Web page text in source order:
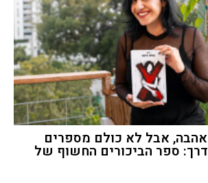
אבל לא כולם מספרים
ספר הביכורים החשוף של